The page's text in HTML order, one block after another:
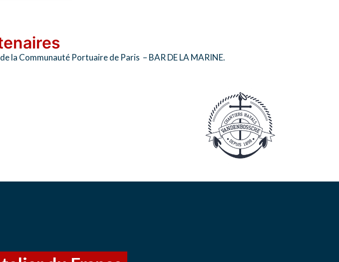
la Communauté Portuaire de Paris – BAR DE LA MARINE.